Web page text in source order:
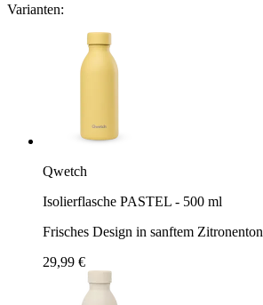
Varianten:
Qwetch
Isolierflasche PASTEL - 500 ml
Frisches Design in sanftem Zitronenton
29,99 €